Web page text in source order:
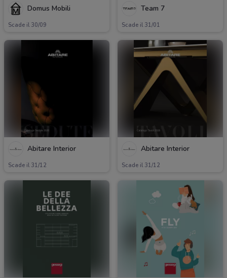
Domus Mobili
Scade il 30/09
Team 7
Scade il 31/01
Abitare Interior
Scade il 31/12
Abitare Interior
Scade il 31/12